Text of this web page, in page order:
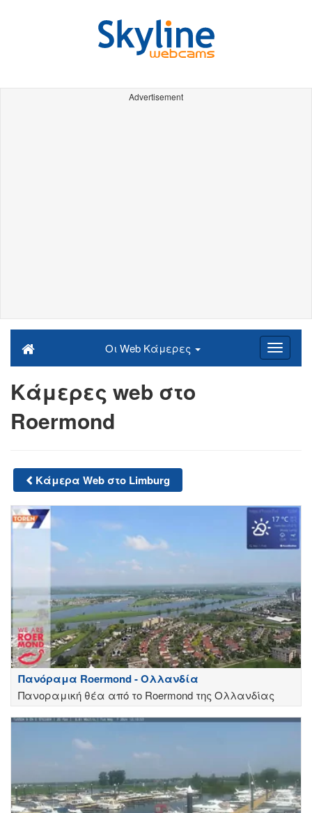
Advertisement
Οι Web Κάμερες
Κάμερες web στο
Roermond
Κάμερα Web στο Limburg
Πανόραμα Roermond - Ολλανδία
Πανοραμική θέα από το Roermond της Ολλανδίας